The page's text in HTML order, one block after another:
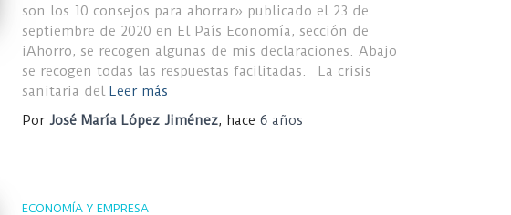
son los 10 consejos para ahorrar» publicado el 23 de
septiembre de 2020 en El País Economía, sección de
iAhorro, se recogen algunas de mis declaraciones. Abajo
se recogen todas las respuestas facilitadas. La crisis
sanitaria del Leer más
Por José María López Jiménez, hace 6 años
ECONOMÍA Y EMPRESA